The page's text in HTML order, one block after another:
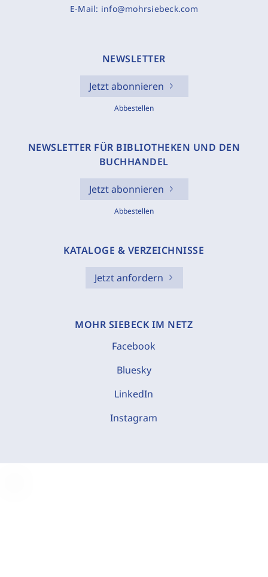
E-Mail: info@mohrsiebeck.com
NEWSLETTER
Jetzt abonnieren
Abbestellen
NEWSLETTER FÜR BIBLIOTHEKEN UND DEN
BUCHHANDEL
Jetzt abonnieren
Abbestellen
KATALOGE & VERZEICHNISSE
Jetzt anfordern
MOHR SIEBECK IM NETZ
Facebook
Bluesky
LinkedIn
Instagram